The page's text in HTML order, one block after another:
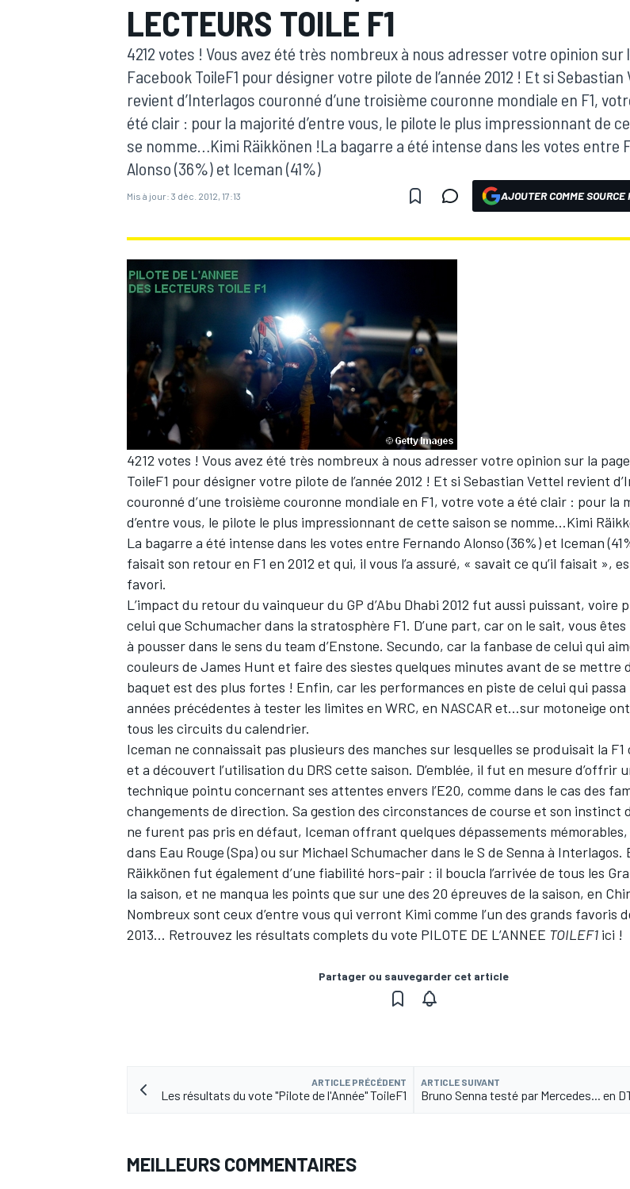
MOTOGP
WRC
WEC
LECTEURS TOILE F1
4212 votes ! Vous avez été très nombreux à nous adresser votre opinion sur
Facebook ToileF1 pour désigner votre pilote de l’année 2012 ! Et si Sebastian
revient d’Interlagos couronné d’une troisième couronne mondiale en F1,
été clair : pour la majorité d’entre vous, le pilote le plus impressionnant de
se nomme…Kimi Räikkönen !La bagarre a été intense dans les votes entre
Alonso (36%) et Iceman (41%)
Mis à jour: 3 déc. 2012, 17:13 AJOUTER COMME SOURCE
4212 votes ! Vous avez été très nombreux à nous adresser votre opinion sur la
ToileF1 pour désigner votre pilote de l’année 2012 ! Et si Sebastian Vettel revient
couronné d’une troisième couronne mondiale en F1, votre vote a été clair : pour la
d’entre vous, le pilote le plus impressionnant de cette saison se nomme…Kimi
La bagarre a été intense dans les votes entre Fernando Alonso (36%) et Iceman
faisait son retour en F1 en 2012 et qui, il vous l’a assuré, « savait ce qu’il faisait »,
favori.
L’impact du retour du vainqueur du GP d’Abu Dhabi 2012 fut aussi puissant, voire
celui que Schumacher dans la stratosphère F1. D’une part, car on le sait, vous
à pousser dans le sens du team d’Enstone. Secundo, car la fanbase de celui qui
couleurs de James Hunt et faire des siestes quelques minutes avant de se mettre
baquet est des plus fortes ! Enfin, car les performances en piste de celui qui passa
années précédentes à tester les limites en WRC, en NASCAR et…sur motoneige
tous les circuits du calendrier.
Iceman ne connaissait pas plusieurs des manches sur lesquelles se produisait la
et a découvert l’utilisation du DRS cette saison. D’emblée, il fut en mesure d’offrir
technique pointu concernant ses attentes envers l’E20, comme dans le cas des
changements de direction. Sa gestion des circonstances de course et son instinct
ne furent pas pris en défaut, Iceman offrant quelques dépassements mémorables,
dans Eau Rouge (Spa) ou sur Michael Schumacher dans le S de Senna à Interlagos.
Räikkönen fut également d’une fiabilité hors-pair : il boucla l’arrivée de tous les
la saison, et ne manqua les points que sur une des 20 épreuves de la saison, en
Nombreux sont ceux d’entre vous qui verront Kimi comme l’un des grands favoris
2013… Retrouvez les résultats complets du vote PILOTE DE L’ANNEE TOILEF1 ici !
Partager ou sauvegarder cet article
ARTICLE PRÉCÉDENT
Les résultats du vote "Pilote de l'Année" ToileF1
ARTICLE SUIVANT
Bruno Senna testé par Mercedes... en
MEILLEURS COMMENTAIRES